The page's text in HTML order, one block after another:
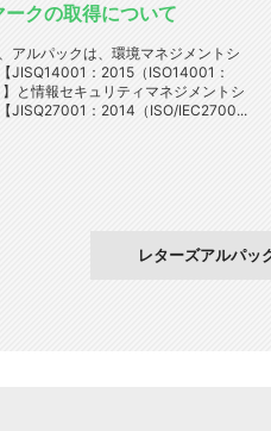
ークの取得について
アルパックは、環境マネジメントシ
JISQ14001：2015（ISO14001：
と情報セキュリティマネジメントシ
JISQ27001：2014（ISO/IEC2700...
レターズアルパッ